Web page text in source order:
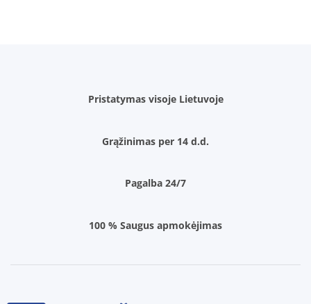
Pristatymas visoje Lietuvoje
Grąžinimas per 14 d.d.
Pagalba 24/7
100 % Saugus apmokėjimas